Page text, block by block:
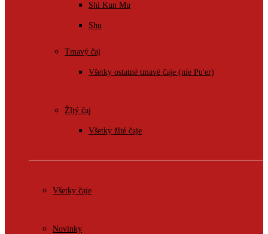
Shi Kun Mu
Shu
Tmavý čaj
Všetky ostatné tmavé čaje (nie Pu'er)
Žltý čaj
Všetky žlté čaje
Všetky čaje
Novinky